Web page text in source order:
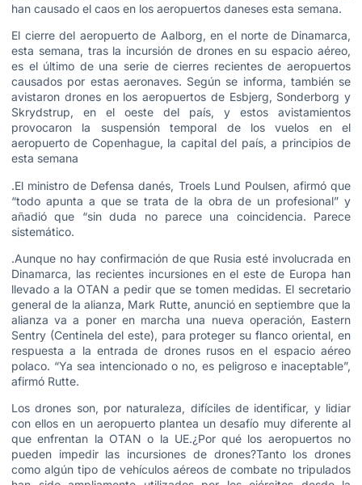
han causado el caos en los aeropuertos daneses esta semana.
El cierre del aeropuerto de Aalborg, en el norte de Dinamarca,
esta semana, tras la incursión de drones en su espacio aéreo,
es el último de una serie de cierres recientes de aeropuertos
causados por estas aeronaves. Según se informa, también se
avistaron drones en los aeropuertos de Esbjerg, Sonderborg y
Skrydstrup, en el oeste del país, y estos avistamientos
provocaron la suspensión temporal de los vuelos en el
aeropuerto de Copenhague, la capital del país, a principios de
esta semana
.El ministro de Defensa danés, Troels Lund Poulsen, afirmó que
“todo apunta a que se trata de la obra de un profesional” y
añadió que “sin duda no parece una coincidencia. Parece
sistemático.
.Aunque no hay confirmación de que Rusia esté involucrada en
Dinamarca, las recientes incursiones en el este de Europa han
llevado a la OTAN a pedir que se tomen medidas. El secretario
general de la alianza, Mark Rutte, anunció en septiembre que la
alianza va a poner en marcha una nueva operación, Eastern
Sentry (Centinela del este), para proteger su flanco oriental, en
respuesta a la entrada de drones rusos en el espacio aéreo
polaco. “Ya sea intencionado o no, es peligroso e inaceptable”,
afirmó Rutte.
Los drones son, por naturaleza, difíciles de identificar, y lidiar
con ellos en un aeropuerto plantea un desafío muy diferente al
que enfrentan la OTAN o la UE.¿Por qué los aeropuertos no
pueden impedir las incursiones de drones?Tanto los drones
como algún tipo de vehículos aéreos de combate no tripulados